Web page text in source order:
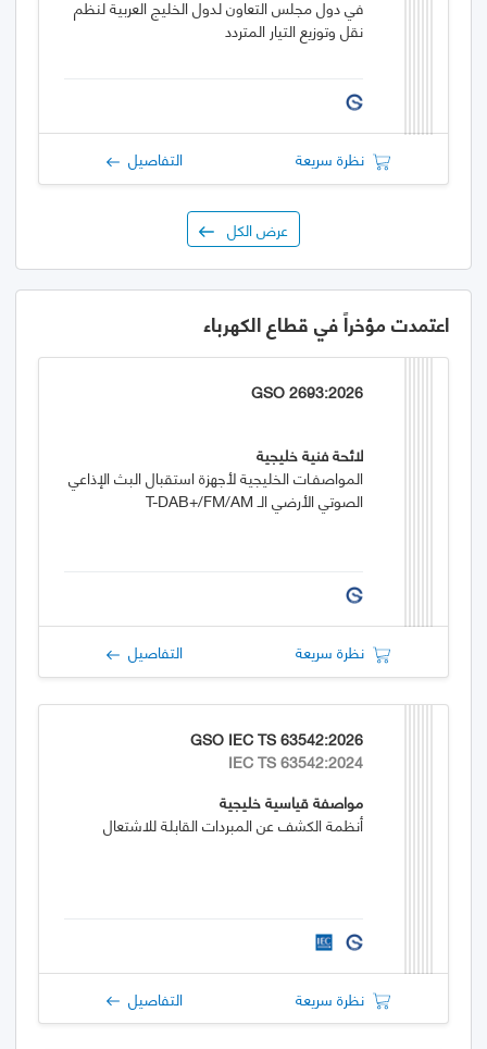
في دول مجلس التعاون لدول الخليج العربية لنظم
نقل وتوزيع التيار المتردد
نظرة سريعة التفاصيل
عرض الكل
اعتمدت مؤخراً في قطاع الكهرباء
GSO 2693:2026
لائحة فنية خليجية
المواصفـات الخليجية لأجهزة استقبال البث الإذاعي
الصوتي الأرضي الـ T-DAB+/FM/AM
نظرة سريعة التفاصيل
GSO IEC TS 63542:2026
IEC TS 63542:2024
مواصفة قياسية خليجية
أنظمة الكشف عن المبردات القابلة للاشتعال
نظرة سريعة التفاصيل